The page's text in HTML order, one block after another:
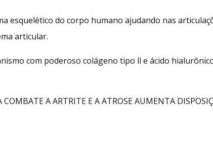
esquelético do corpo humano ajudando nas
articular.
com poderoso colágeno tipo ll e ácido
A ARTRITE E A ATROSE AUMENTA